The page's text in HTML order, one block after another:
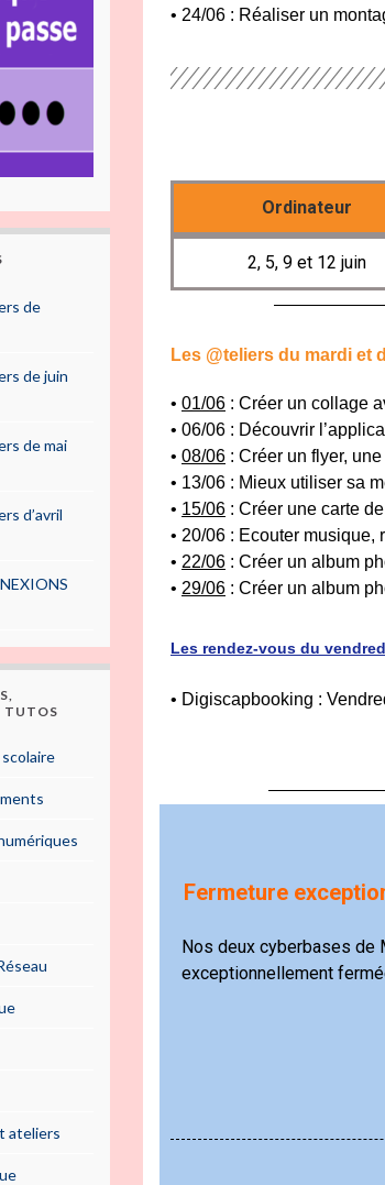
de
de juin
de mai
d’avril
TUTOS
ateliers
• 24/06 : Réaliser un
Ordinateur
2, 5, 9 et 12 juin
Les @teliers du mardi et
• 01/06 : Créer un collage
• 06/06 : Découvrir
• 08/06 : Créer un flyer,
• 13/06 : Mieux utiliser sa
• 15/06 : Créer une carte
• 20/06 : Ecouter
• 22/06 : Créer un album
• 29/06 : Créer un album
Les rendez-vous du
• Digiscapbooking :
Fermeture
Nos deux cyberbases de
exceptionnellement